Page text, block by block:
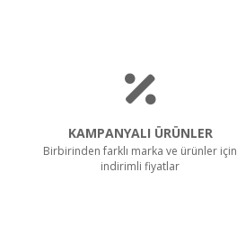
KAMPANYALI ÜRÜNLER
Birbirinden farklı marka ve ürünler için
indirimli fiyatlar